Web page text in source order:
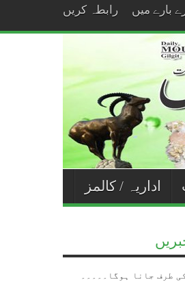
رابطہ کریں بارے میں
اداریہ / کالمز
طرف جانا ہوگا۔۔۔۔۔